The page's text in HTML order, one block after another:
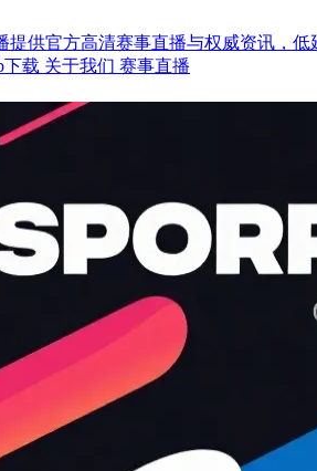
提供官方高清赛事直播与权威资讯，低
下载 关于我们 赛事直播